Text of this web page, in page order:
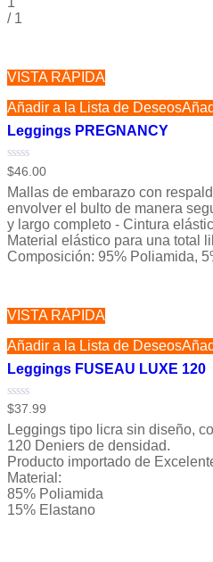
/ 1
VISTA RÁPIDA
Añadir a la Lista de Deseos
Leggings PREGNANCY
Valorado
0
de
5
$46.00
Mallas de embarazo con
envolver el bulto de manera
y largo completo - Cintura
Material elástico para una total
Composición: 95% Poliamida,
VISTA RÁPIDA
Añadir a la Lista de Deseos
Leggings FUSEAU LUXE 120
Valorado
0
de
5
$37.99
Leggings tipo licra sin diseño,
120 Deniers de densidad.
Producto importado de
Material:
85% Poliamida
15% Elastano